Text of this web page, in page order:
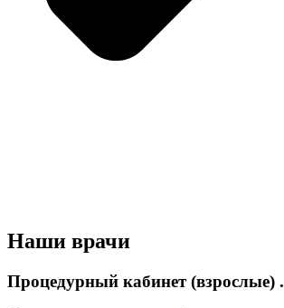
Наши врачи
Процедурный кабинет (взрослые) .